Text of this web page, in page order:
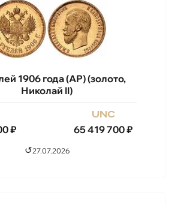
1906 года (АР) (золото,
Николай II)
₽
unc
65 419 700₽
↺27.07.2026